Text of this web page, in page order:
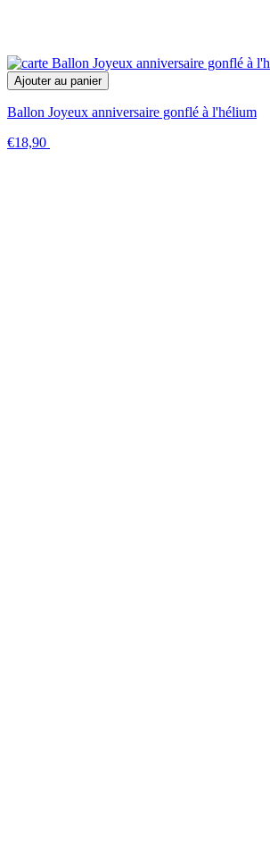
Ajouter au panier
Ballon Joyeux anniversaire gonflé à l'hélium
€18,90